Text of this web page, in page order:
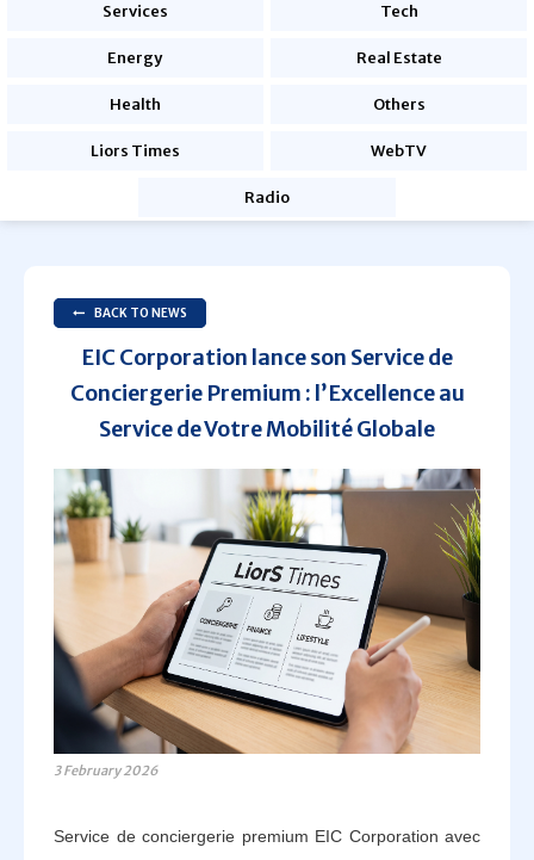
Services Tech
Energy Real Estate
Health Others
Liors Times WebTV
Radio
BACK TO NEWS
EIC Corporation lance son Service de
Conciergerie Premium : l’Excellence au
Service de Votre Mobilité Globale
3 February 2026
Service de conciergerie premium EIC Corporation avec